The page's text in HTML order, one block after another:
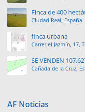
Finca de 400
Ciudad Real, España
finca urbana
Carrer el Jazmín, 17,
SE VENDEN
PINAR.
Cañada de la Cruz,
AF Noticias